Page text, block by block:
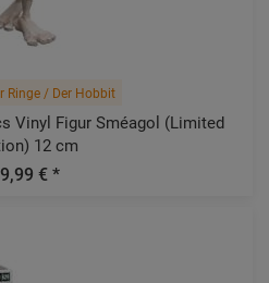
Ringe / Der Hobbit
Vinyl Figur Sméagol (Limited
12 cm
€ *